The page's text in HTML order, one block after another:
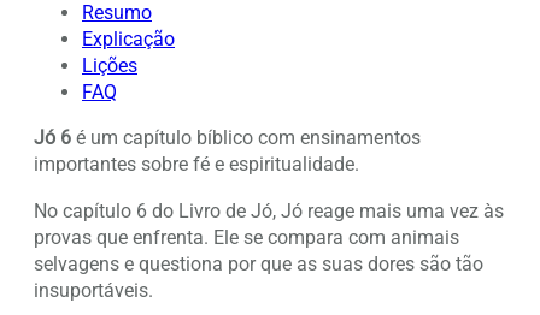
Resumo
Explicação
Lições
FAQ
Jó 6 é um capítulo bíblico com ensinamentos
importantes sobre fé e espiritualidade.
No capítulo 6 do Livro de Jó, Jó reage mais uma vez às
provas que enfrenta. Ele se compara com animais
selvagens e questiona por que as suas dores são tão
insuportáveis.